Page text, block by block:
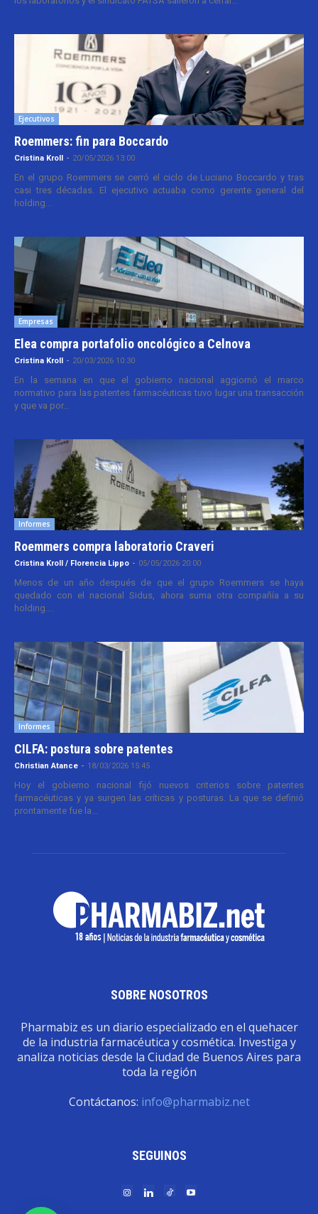
Ejecutivos
Roemmers: fin para Boccardo
Cristina Kroll - 20/05/2026 13:00
En el grupo Roemmers se cerró el ciclo de Luciano Boccardo y tras
casi tres décadas. El ejecutivo actuaba como gerente general del
holding...
Empresas
Elea compra portafolio oncológico a Celnova
Cristina Kroll - 20/03/2026 10:30
En la semana en que el gobierno nacional aggiornó el marco
normativo para las patentes farmacéuticas tuvo lugar una transacción
y que va por...
Informes
Roemmers compra laboratorio Craveri
Cristina Kroll / Florencia Lippo - 05/05/2026 20:00
Menos de un año después de que el grupo Roemmers se haya
quedado con el nacional Sidus, ahora suma otra compañía a su
holding....
Informes
CILFA: postura sobre patentes
Christian Atance - 18/03/2026 15:45
Hoy el gobierno nacional fijó nuevos criterios sobre patentes
farmacéuticas y ya surgen las críticas y posturas. La que se definió
prontamente fue la...
SOBRE NOSOTROS
Pharmabiz es un diario especializado en el quehacer
de la industria farmacéutica y cosmética. Investiga y
analiza noticias desde la Ciudad de Buenos Aires para
toda la región
Contáctanos: info@pharmabiz.net
SEGUINOS